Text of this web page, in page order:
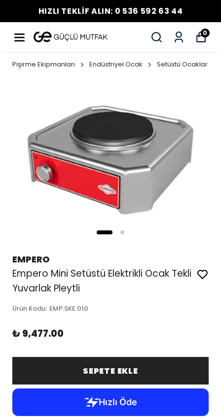
HIZLI TEKLİF ALIN: 0 536 592 63 44
0
Pişirme Ekipmanları Endüstriyel Ocak Setüstü Ocaklar
EMPERO
Empero Mini Setüstü Elektrikli Ocak Tekli
Yuvarlak Pleytli
Ürün Kodu: EMP.SKE.010
₺ 9,477.00
SEPETE EKLE